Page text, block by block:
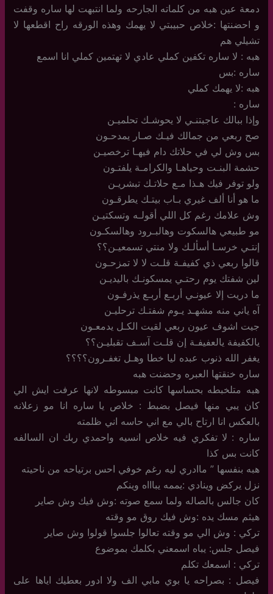
دمعة عين هبه من كلماته الجارحه ولما انتبهت لها ساره وقفت
و احضنتها :خلاص حبيبتي لا يهمك وهذه الورقه راح اقطعها لا
تشيلي هم
هبه : لا ساره تكفين كملي عادي لا تهتمين كملي انا اسمع
ساره :بس
هبه :لا يهمك كملي
ساره :
وإذا ببالك عاجبتنـي لا يحوشـك تحلميـن
صح ربعي من جمالك فيـك صـار يمدحـون
بس وش لي في حلاتك دام فيهـا ترخصيـن
حشمة البنـت وحياهـا والكرامـة يلفتـون
ولو توفر فيك هـذا مـع حلاتـك تبشريـن
ما هو أنا ألف غيري بـاب بيتـك يطرقـون
وش علامك رغم كل اللي أقولـه وتسكتيـن
مو طبيعي هالسكوت وهالبـرود وهالسكـون
إنتـي خرسـا أسألـك ولا منتي تسمعيـن؟؟
قالوا ربعي ذي كفيفـة قلـت لا لا تمزحـون
لين شفتك يوم رحتـي يمسكونـك باليديـن
ما دريت إلا عيونـي أربـع أربـع يذرفـون
آه ياني منه مشهـد يـوم شفتـك ترحليـن
جيت اشوف عيون ربعي لقيت الكـل يدمعـون
يالكفيفة يالعفيفـة إن قلـت آسـف تقبليـن؟؟
يغفر الله ذنوب عبده ليا خطا وهـل تغفـرون؟؟؟؟
ساره خنقتها العبره وحضنت هبه
هبه متلخبطه بحساسها كانت مبسوطه لانها عرفت ايش الي
كان يبي منها فيصل بضبط : خلاص يا ساره انا مو زعلانه
بالعكس انا ارتاح بالي مع اني حاسه اني ظلمته
ساره : لا تفكري فيه خلاص انسيه واحمدي ربك ان السالفه
كانت بس كذا
هبه بنفسها ” ماادري ليه رغم خوفي احس برتياحه من ناحيته
نزل يركض وينادي :يممه يباااه وينكم
كان جالس بالصاله ولما سمع صوته :وش فيك وش صاير
هيثم مسك يده :وش فيك روق مو وقته
تركي : وش الي مو وقته تعالوا جلسوا قولوا وش صاير
فيصل جلس: يباه اسمعني بكلمك بموضوع
تركي : اسمعك تكلم
فيصل : بصراحه يا بوي مابي الف ولا ادور بعطيك اياها على